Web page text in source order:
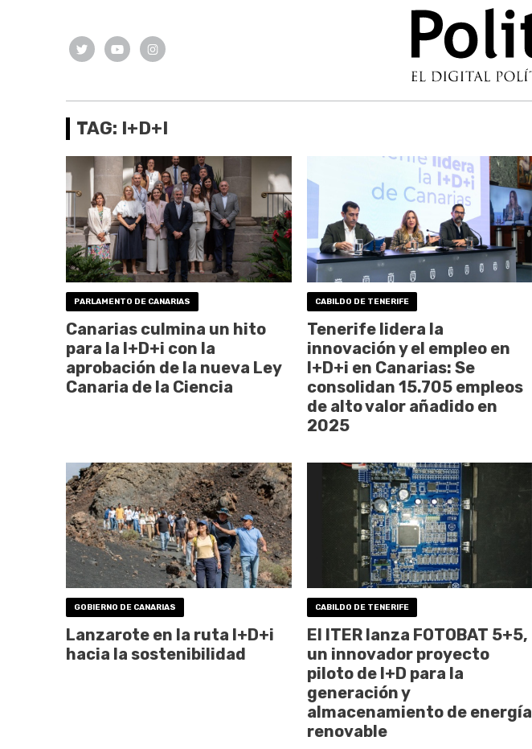
TAG: I+D+I
PARLAMENTO DE CANARIAS
Canarias culmina un hito
para la I+D+i con la
aprobación de la nueva Ley
Canaria de la Ciencia
CABILDO DE TENERIFE
Tenerife lidera la
innovación y el empleo en
I+D+i en Canarias: Se
consolidan 15.705 empleos
de alto valor añadido en
2025
GOBIERNO DE CANARIAS
Lanzarote en la ruta I+D+i
hacia la sostenibilidad
CABILDO DE TENERIFE
El ITER lanza FOTOBAT 5+5,
un innovador proyecto
piloto de I+D para la
generación y
almacenamiento de energía
renovable